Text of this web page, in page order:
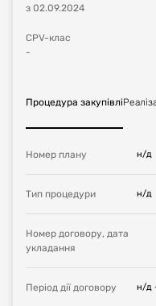
з 02.09.2024
CPV-клас
-
Процедура закупівлі
Номер плану н/д
Тип процедури н/д
Номер договору, дата
укладання
Період дії договору н/д